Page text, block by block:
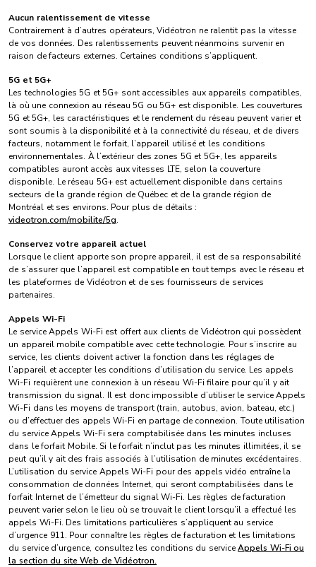
Aucun ralentissement de vitesse
Contrairement à d’autres opérateurs, Vidéotron ne ralentit pas la vitesse
de vos données. Des ralentissements peuvent néanmoins survenir en
raison de facteurs externes. Certaines conditions s’appliquent.
5G et 5G+
Les technologies 5G et 5G+ sont accessibles aux appareils compatibles,
là où une connexion au réseau 5G ou 5G+ est disponible. Les couvertures
5G et 5G+, les caractéristiques et le rendement du réseau peuvent varier et
sont soumis à la disponibilité et à la connectivité du réseau, et de divers
facteurs, notamment le forfait, l’appareil utilisé et les conditions
environnementales. À l’extérieur des zones 5G et 5G+, les appareils
compatibles auront accès aux vitesses LTE, selon la couverture
disponible. Le réseau 5G+ est actuellement disponible dans certains
secteurs de la grande région de Québec et de la grande région de
Montréal et ses environs. Pour plus de détails :
videotron.com/mobilite/5g.
Conservez votre appareil actuel
Lorsque le client apporte son propre appareil, il est de sa responsabilité
de s’assurer que l’appareil est compatible en tout temps avec le réseau et
les plateformes de Vidéotron et de ses fournisseurs de services
partenaires.
Appels Wi-Fi
Le service Appels Wi-Fi est offert aux clients de Vidéotron qui possèdent
un appareil mobile compatible avec cette technologie. Pour s’inscrire au
service, les clients doivent activer la fonction dans les réglages de
l’appareil et accepter les conditions d’utilisation du service. Les appels
Wi-Fi requièrent une connexion à un réseau Wi-Fi filaire pour qu’il y ait
transmission du signal. Il est donc impossible d’utiliser le service Appels
Wi-Fi dans les moyens de transport (train, autobus, avion, bateau, etc.)
ou d’effectuer des appels Wi-Fi en partage de connexion. Toute utilisation
du service Appels Wi-Fi sera comptabilisée dans les minutes incluses
dans le forfait Mobile. Si le forfait n’inclut pas les minutes illimitées, il se
peut qu’il y ait des frais associés à l’utilisation de minutes excédentaires.
L’utilisation du service Appels Wi-Fi pour des appels vidéo entraîne la
consommation de données Internet, qui seront comptabilisées dans le
forfait Internet de l’émetteur du signal Wi-Fi. Les règles de facturation
peuvent varier selon le lieu où se trouvait le client lorsqu’il a effectué les
appels Wi-Fi. Des limitations particulières s’appliquent au service
d’urgence 911. Pour connaître les règles de facturation et les limitations
du service d’urgence, consultez les conditions du serviceAppels Wi-Fi ou
la section du site Web de Vidéotron.